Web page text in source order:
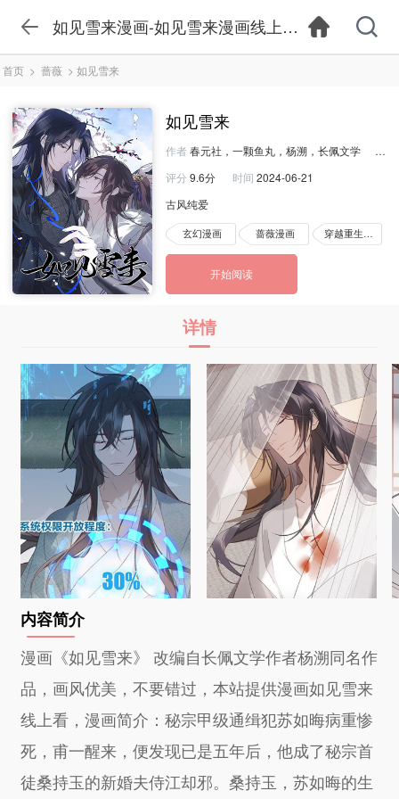
如见雪来漫画-如见雪来漫画线上看-如见雪来漫
首页 > 蔷薇 > 如见雪来
如见雪来
作者 春元社，一颗鱼丸，杨溯，长佩文学
来源
评分 9.6分 时间 2024-06-21
古风纯爱
玄幻漫画 蔷薇漫画 穿越重生漫画
开始阅读
详情
内容简介
漫画《如见雪来》 改编自长佩文学作者杨溯同名作
品，画风优美，不要错过，本站提供漫画如见雪来
线上看，漫画简介：秘宗甲级通缉犯苏如晦病重惨
死，甫一醒来，便发现已是五年后，他成了秘宗首
徒桑持玉的新婚夫侍江却邪。桑持玉，苏如晦的生